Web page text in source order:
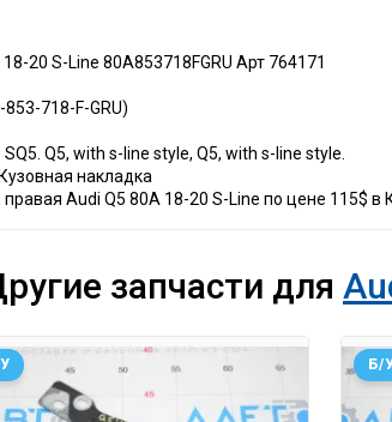
20 S-Line 80A853718FGRU Арт 764171
718-F-GRU)
Q5, with s-line style, Q5, with s-line style.
накладка
Audi Q5 80A 18-20 S-Line по цене 115$
запчасти для
Б/